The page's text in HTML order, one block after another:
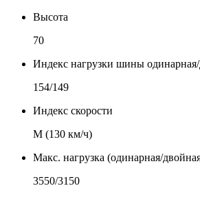
Высота
70
Индекс нагрузки шины
154/149
Индекс скорости
М (130 км/ч)
Макс. нагрузка (одинарная/
3550/3150